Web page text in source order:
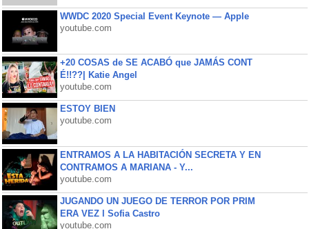
WWDC 2020 Special Event Keynote — Apple
youtube.com
+20 COSAS de SE ACABÓ que JAMÁS CONT
É!!??| Katie Angel
youtube.com
ESTOY BIEN
youtube.com
ENTRAMOS A LA HABITACIÓN SECRETA Y EN
CONTRAMOS A MARIANA - Y...
youtube.com
JUGANDO UN JUEGO DE TERROR POR PRIM
ERA VEZ l Sofia Castro
youtube.com